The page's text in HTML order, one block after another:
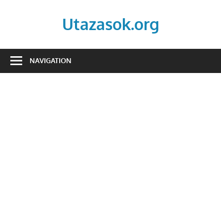
Utazasok.org
NAVIGATION